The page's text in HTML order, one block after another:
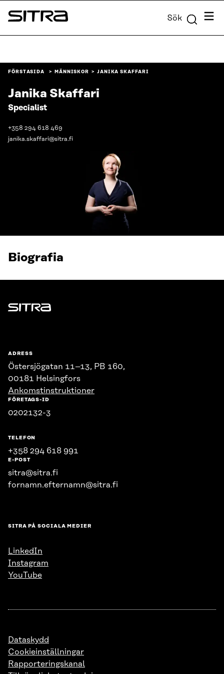
Skip to
content
Sitra Sök Meny
FÖRSTASIDA MÄNNISKOR JANIKA SKAFFARI
Janika Skaffari
Specialist
+358 294 618 469
janika.skaffari@sitra.fi
Biografia
Sitra
ADRESS
Östersjögatan 11–13, PB 160,
00181 Helsingfors
Ankomstinstruktioner
FÖRETAGS-ID
0202132-3
TELEFON
+358 294 618 991
E-POST
sitra@sitra.fi
fornamn.efternamn@sitra.fi
SITRA PÅ SOCIALA MEDIER
LinkedIn
Instagram
YouTube
Dataskydd
Cookieinställningar
Rapporteringskanal